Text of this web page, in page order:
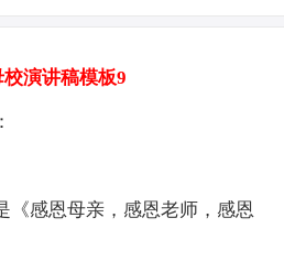
演讲稿模板9
感恩母亲，感恩老师，感恩